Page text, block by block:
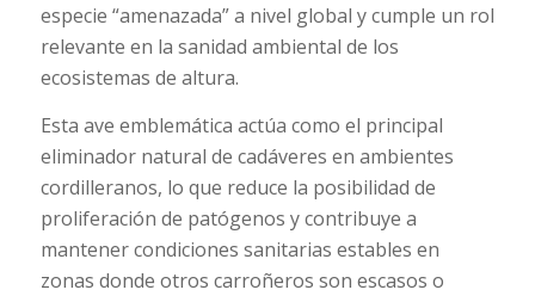
especie “amenazada” a nivel global y cumple un rol
relevante en la sanidad ambiental de los
ecosistemas de altura.
Esta ave emblemática actúa como el principal
eliminador natural de cadáveres en ambientes
cordilleranos, lo que reduce la posibilidad de
proliferación de patógenos y contribuye a
mantener condiciones sanitarias estables en
zonas donde otros carroñeros son escasos o